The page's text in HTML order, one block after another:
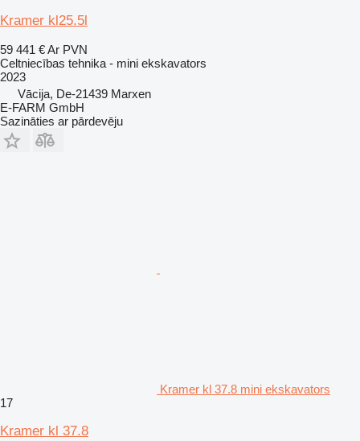
Kramer kl25.5l
59 441 €Ar PVN
Celtniecības tehnika - mini ekskavators
2023
Vācija, De-21439 Marxen
E-FARM GmbH
Sazināties ar pārdevēju
Kramer kl 37.8 mini ekskavators
17
Kramer kl 37.8